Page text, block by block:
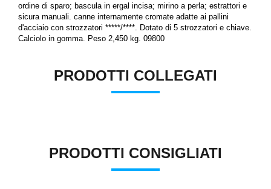
ordine di sparo; bascula in ergal incisa; mirino a perla; estrattori e
sicura manuali. canne internamente cromate adatte ai pallini
d'acciaio con strozzatori *****/****. Dotato di 5 strozzatori e chiave.
Calciolo in gomma. Peso 2,450 kg. 09800
PRODOTTI COLLEGATI
PRODOTTI CONSIGLIATI